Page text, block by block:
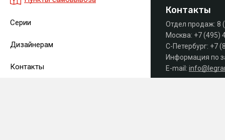
Серии
Дизайнерам
Контакты
Контакты
Отдел продаж: 8
Москва: +7 (495)
С-Петербург: +7
Информация по
E-mail: